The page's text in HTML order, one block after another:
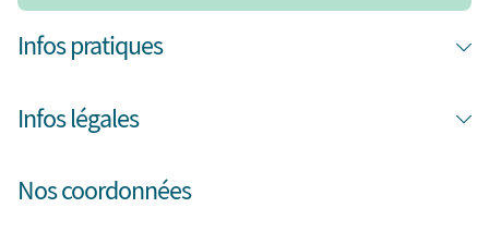
Infos pratiques
Infos légales
Nos coordonnées